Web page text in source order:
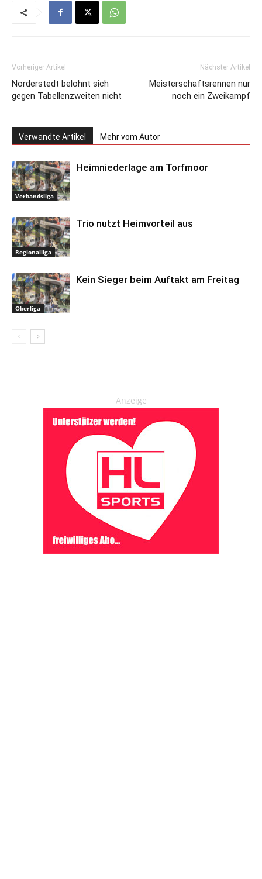
Vorheriger Artikel
Norderstedt belohnt sich
gegen Tabellenzweiten nicht
Nächster Artikel
Meisterschaftsrennen nur
noch ein Zweikampf
Verwandte Artikel Mehr vom Autor
Verbandsliga
Heimniederlage am Torfmoor
Regionalliga
Trio nutzt Heimvorteil aus
Oberliga
Kein Sieger beim Auftakt am Freitag
Anzeige